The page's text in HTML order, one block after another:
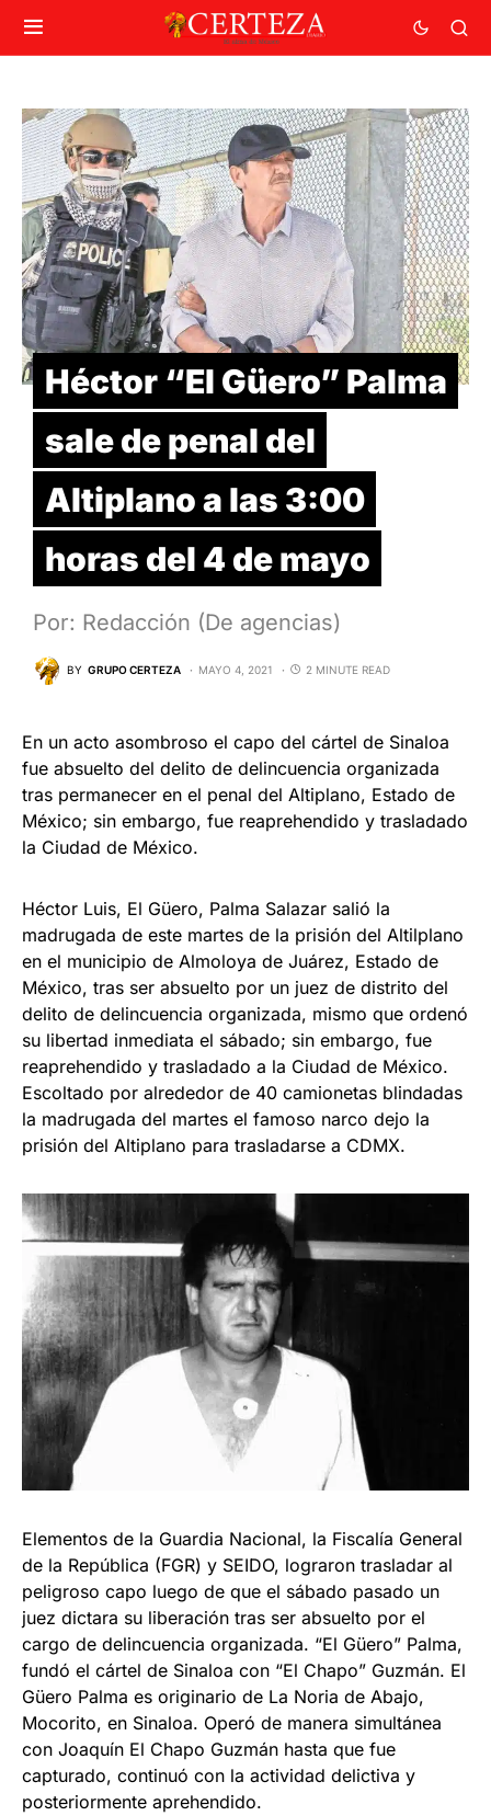
Héctor “El Güero” Palma
sale de penal del
Altiplano a las 3:00
horas del 4 de mayo
Por: Redacción (De agencias)
BY GRUPO CERTEZA MAYO 4, 2021 2 MINUTE READ
En un acto asombroso el capo del cártel de Sinaloa
fue absuelto del delito de delincuencia organizada
tras permanecer en el penal del Altiplano, Estado de
México; sin embargo, fue reaprehendido y trasladado
la Ciudad de México.
Héctor Luis, El Güero, Palma Salazar salió la
madrugada de este martes de la prisión del Altilplano
en el municipio de Almoloya de Juárez, Estado de
México, tras ser absuelto por un juez de distrito del
delito de delincuencia organizada, mismo que ordenó
su libertad inmediata el sábado; sin embargo, fue
reaprehendido y trasladado a la Ciudad de México.
Escoltado por alrededor de 40 camionetas blindadas
la madrugada del martes el famoso narco dejo la
prisión del Altiplano para trasladarse a CDMX.
Elementos de la Guardia Nacional, la Fiscalía General
de la República (FGR) y SEIDO, lograron trasladar al
peligroso capo luego de que el sábado pasado un
juez dictara su liberación tras ser absuelto por el
cargo de delincuencia organizada. “El Güero” Palma,
fundó el cártel de Sinaloa con “El Chapo” Guzmán. El
Güero Palma es originario de La Noria de Abajo,
Mocorito, en Sinaloa. Operó de manera simultánea
con Joaquín El Chapo Guzmán hasta que fue
capturado, continuó con la actividad delictiva y
posteriormente aprehendido.